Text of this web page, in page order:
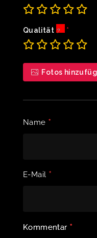
Qualität
Fotos
Name *
E-Mail *
Kommentar *